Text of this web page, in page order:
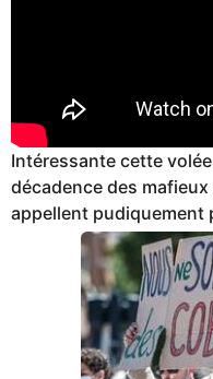
Intéressante cette
décadence des
appellent pudiquement